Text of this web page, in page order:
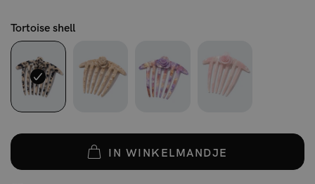
Tortoise shell
IN WINKELMANDJE